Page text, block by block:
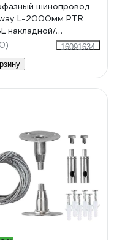
шинопровод
L-2000мм PTR
накладной/
для трекового
черный
16091634